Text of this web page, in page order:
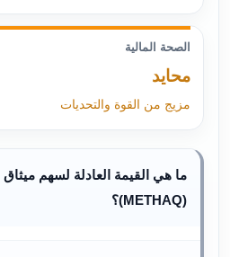
الصحة المالية
محايد
مزيج من القوة والتحديات
ما هي القيمة العادلة لسهم ميثاق
(METHAQ)؟